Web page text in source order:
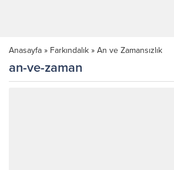
Anasayfa » Farkındalık » An ve Zamansızlık
an-ve-zaman